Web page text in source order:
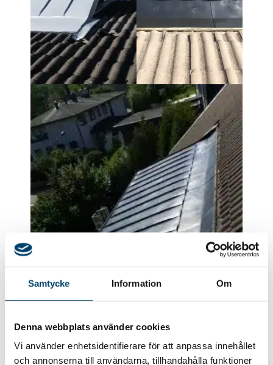
Samtycke Information Om
Denna webbplats använder cookies
Vi använder enhetsidentifierare för att anpassa innehållet
och annonserna till användarna, tillhandahålla funktioner